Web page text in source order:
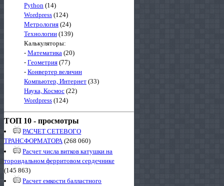
Python (14)
Wordpress (124)
Метрология (24)
Технологии (139)
Калькуляторы:
- Математика (20)
- Геометрия (77)
- Конвертер величин
Компьютер, Интернет (33)
Наука, Космос (22)
Wordpress (124)
ТОП 10 - просмотры
РАСЧЕТ СЕТЕВОГО
ТРАНСФОРМАТОРА(268 060)
Расчет числа витков катушки на
тороидальном ферритовом сердечнике
(145 863)
Расчет емкости балластного